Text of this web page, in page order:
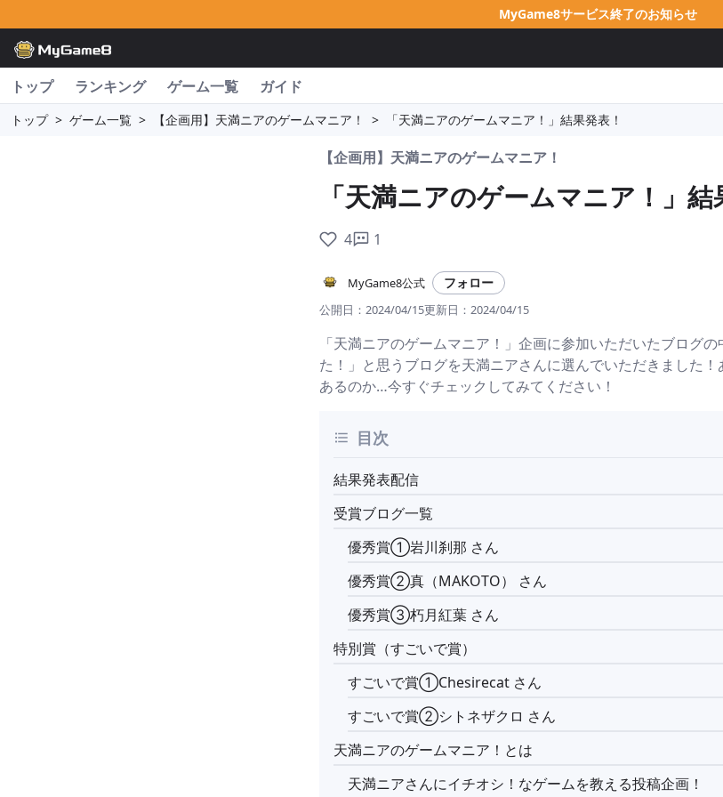
MyGame8サービス終了のお知らせ
トップ ランキング ゲーム一覧 ガイド
トップ > ゲーム一覧 > 【企画用】天満ニアのゲームマニア！ > 「天満ニアのゲームマニア！」結果発表！
【企画用】天満ニアのゲームマニア！
「天満ニアのゲームマニア！」結
4 1
MyGame8公式 フォロー
公開日： 2024/04/15更新日： 2024/04/15
「天満ニアのゲームマニア！」企画に参加いただいたブログ
た！」と思うブログを天満ニアさんに選んでいただきました
あるのか…今すぐチェックしてみてください！
目次
結果発表配信
受賞ブログ一覧
優秀賞①岩川刹那 さん
優秀賞②真（MAKOTO） さん
優秀賞③朽月紅葉 さん
特別賞（すごいで賞）
すごいで賞①Chesirecat さん
すごいで賞②シトネザクロ さん
天満ニアのゲームマニア！とは
天満ニアさんにイチオシ！なゲームを教える投稿企画！